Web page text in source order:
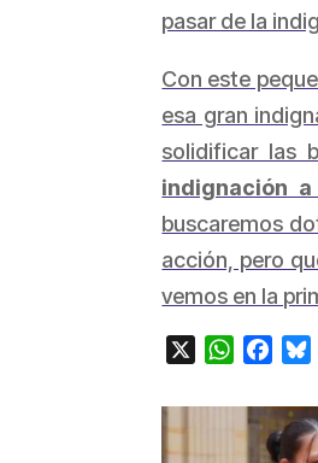
pasar de la
Con este
esa gran
solidificar las
indignación
buscaremos
acción, pero
vemos en la